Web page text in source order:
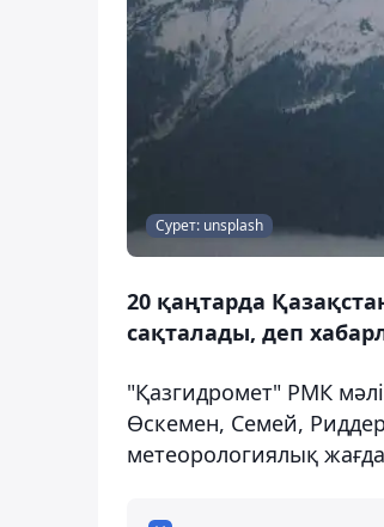
Сурет: unsplash
20 қаңтарда
сақталады, деп
"Қазгидромет" РМК
Өскемен, Семей,
метеорологиялық